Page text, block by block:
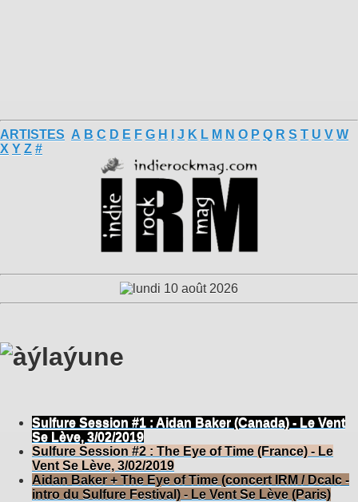
ARTISTES A B C D E F G H J K L M N O P Q R S T U V W
X Y Z #
Sulfure Session #1 : Aidan Baker (Canada) - Le Vent
Se Lève, 3/02/2019
Sulfure Session #2 : The Eye of Time (France) - Le
Vent Se Lève, 3/02/2019
Aidan Baker + The Eye of Time (concert IRM / Dcalc -
intro du Sulfure Festival) - Le Vent Se Lève (Paris)